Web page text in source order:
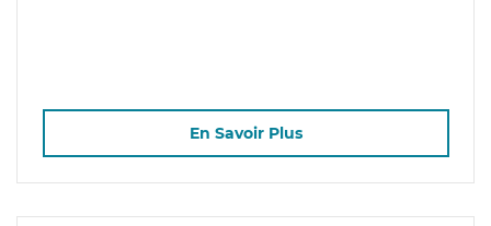
En Savoir Plus